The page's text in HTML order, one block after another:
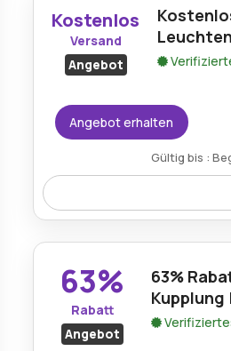
Kostenlos
Versand
Angebot
Angebot erhalten
Gültig bis :
Kostenloser Versand wird
wodurch eine
63%
Rabatt
Angebot
63%